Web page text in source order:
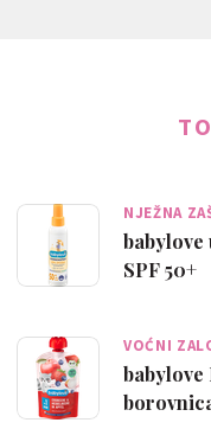
NJEŽNA
babylove
SPF 50+
VOĆNI
babylove